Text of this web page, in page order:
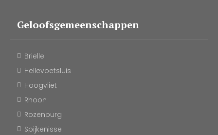
Geloofsgemeenschappen
Brielle
Hellevoetsluis
Hoogvliet
Rhoon
Rozenburg
Spijkenisse